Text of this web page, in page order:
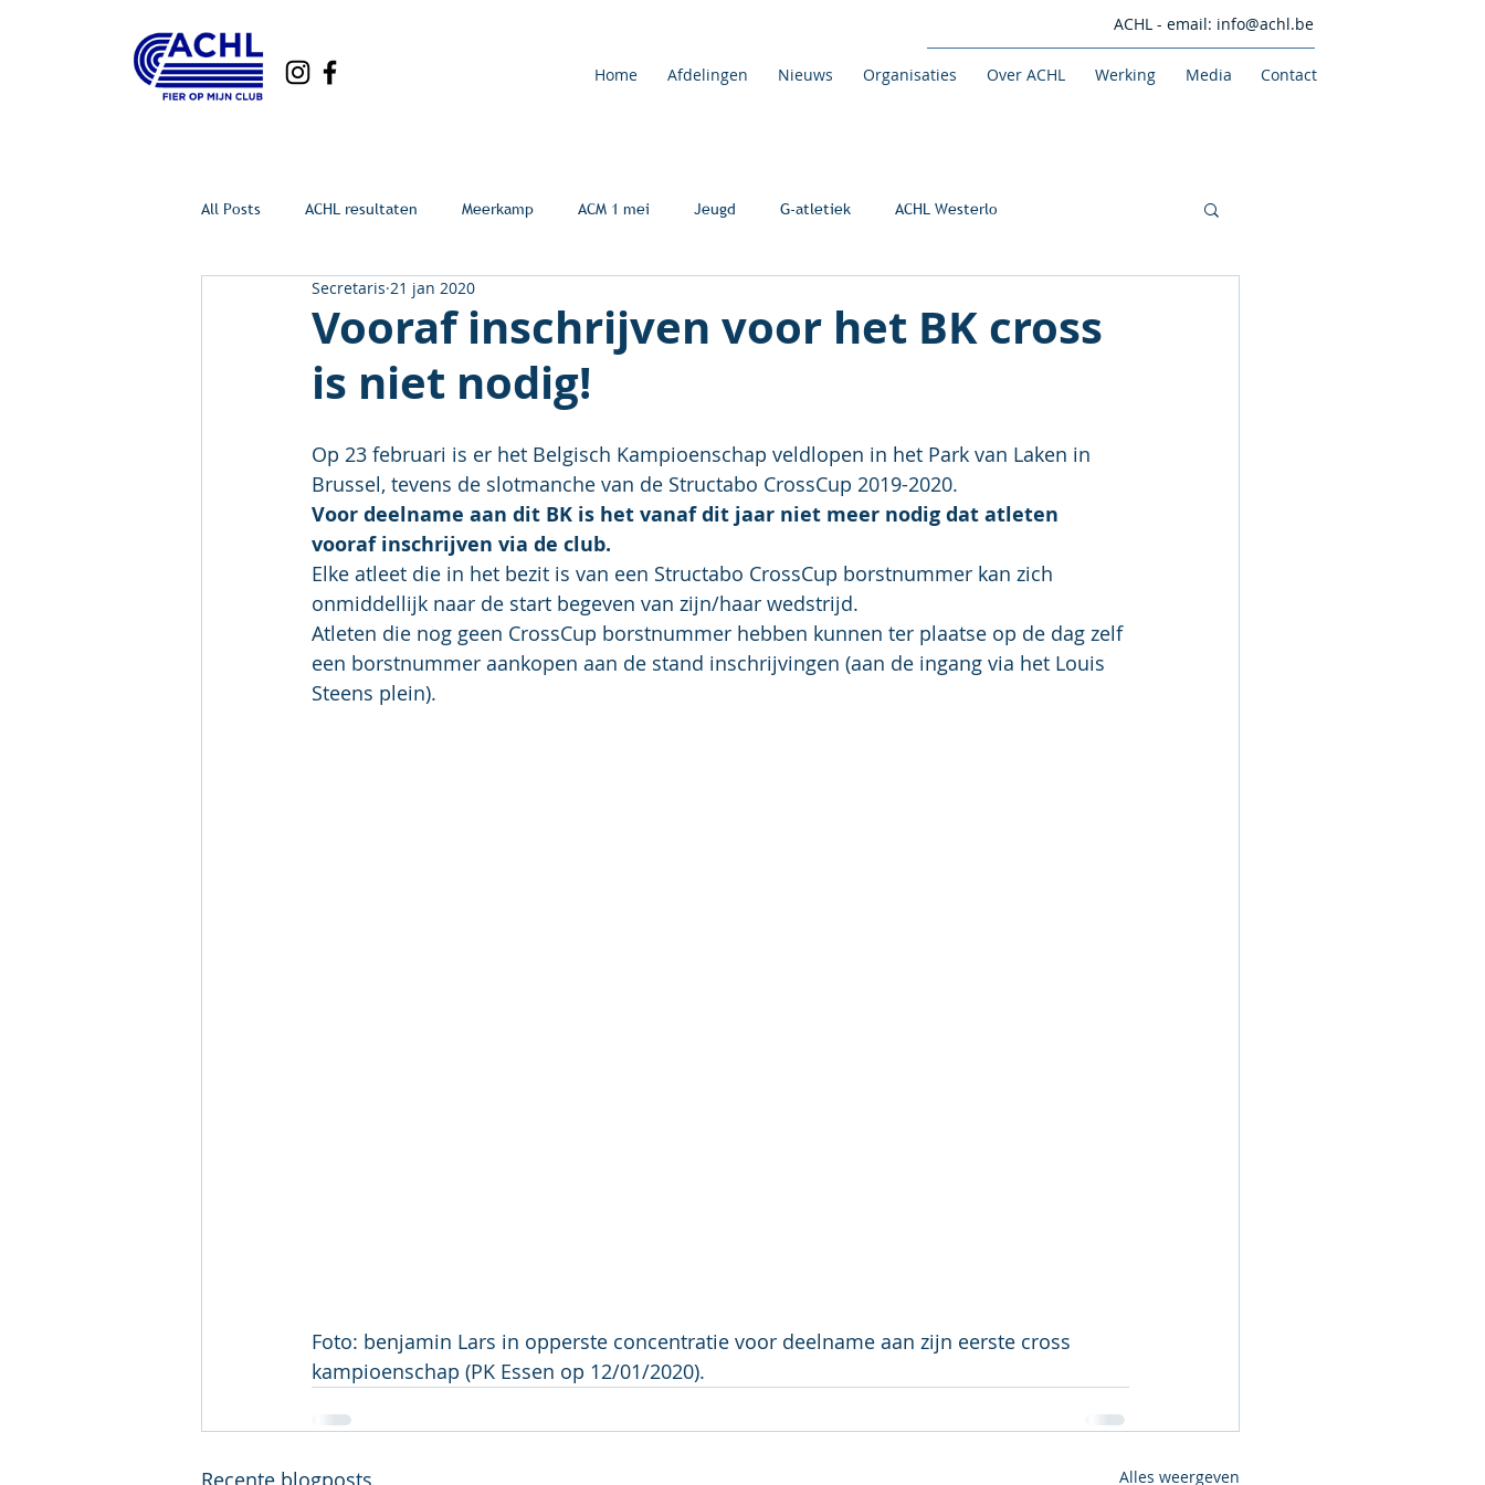
ACHL - email: info@achl.be
Home Afdelingen Nieuws Organisaties Over ACHL Werking Media Contact
All Posts ACHL resultaten Meerkamp ACM 1 mei Jeugd G-atletiek ACHL Westerlo
Vooraf inschrijven voor het BK cross
is niet nodig!
Secretaris 21 jan 2020
Op 23 februari is er het Belgisch Kampioenschap veldlopen in het Park van Laken in
Brussel, tevens de slotmanche van de Structabo CrossCup 2019-2020.
Voor deelname aan dit BK is het vanaf dit jaar niet meer nodig dat atleten
vooraf inschrijven via de club.
Elke atleet die in het bezit is van een Structabo CrossCup borstnummer kan zich
onmiddellijk naar de start begeven van zijn/haar wedstrijd.
Atleten die nog geen CrossCup borstnummer hebben kunnen ter plaatse op de dag zelf
een borstnummer aankopen aan de stand inschrijvingen (aan de ingang via het Louis
Steens plein).
Foto: benjamin Lars in opperste concentratie voor deelname aan zijn eerste cross
kampioenschap (PK Essen op 12/01/2020).
Recente blogposts Alles weergeven